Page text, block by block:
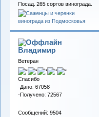
Посад. 265 сортов винограда.
Владимиp
Ветеран
Спасибо
-Дано: 67058
-Получено: 72567
Сообщений: 9504